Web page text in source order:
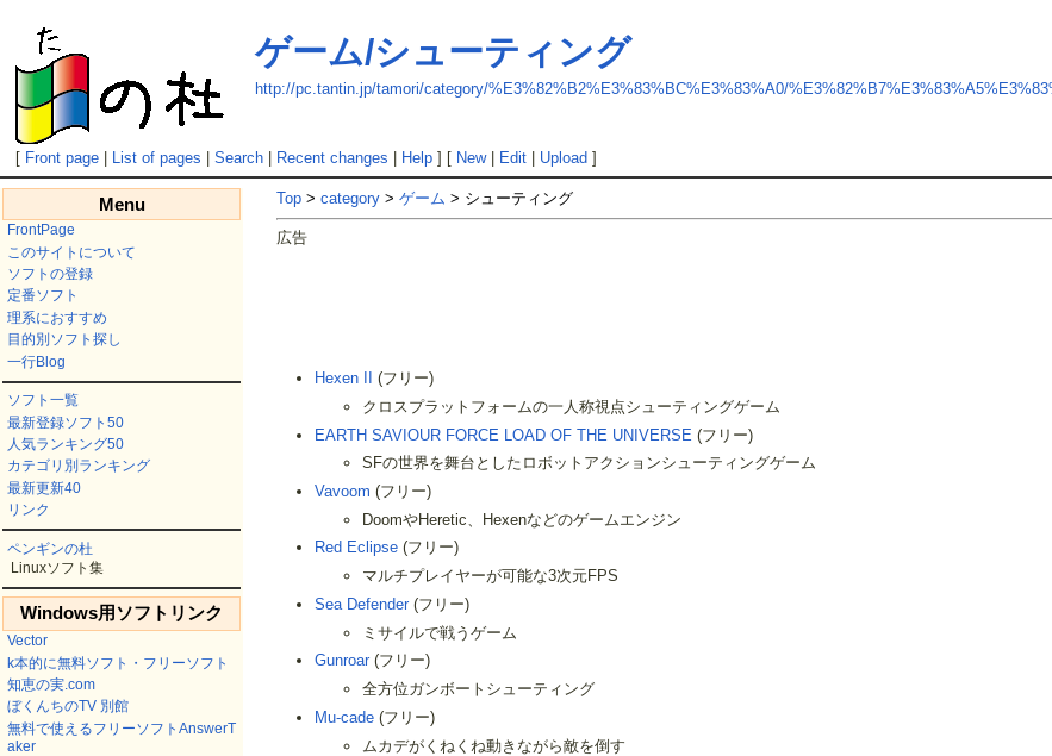
ゲーム/シューティング
http://pc.tantin.jp/tamori/category/%E3%82%B2%E3%83%BC%E3%83%A0/
[ Front page List of pages |Search Recent changes Help ] [ New| Edit Upload ]
Menu
FrontPage
このサイトについて
ソフトの登録
定番ソフト
理系におすすめ
目的別ソフト探し
一行Blog
ソフト一覧
最新登録ソフト50
人気ランキング50
カテゴリ別ランキング
最新更新40
リンク
ペンギンの杜
Linuxソフト集
Windows用ソフトリンク
Vector
k本的に無料ソフト・フリーソフト
知恵の実.com
ぼくんちのTV 別館
無料で使えるフリーソフトAnswerT
aker
Top > category > ゲーム > シューティング
広告
Hexen II
(フリー)
クロスプラットフォームの一人称視点シューティングゲーム
EARTH SAVIOUR FORCE LOAD OF THE UNIVERSE (フリー)
SFの世界を舞台としたロボットアクションシューティングゲーム
Vavoom (フリー)
DoomやHeretic、Hexenなどのゲームエンジン
Red Eclipse (フリー)
マルチプレイヤーが可能な3次元FPS
Sea Defender (フリー)
ミサイルで戦うゲーム
Gunroar (フリー)
全方位ガンボートシューティング
Mu-cade (フリー)
ムカデがくねくね動きながら敵を倒す